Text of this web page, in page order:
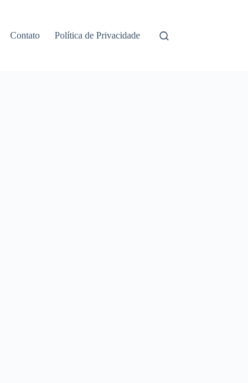
Contato Política de Privacidade